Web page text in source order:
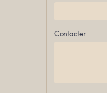
Contacter